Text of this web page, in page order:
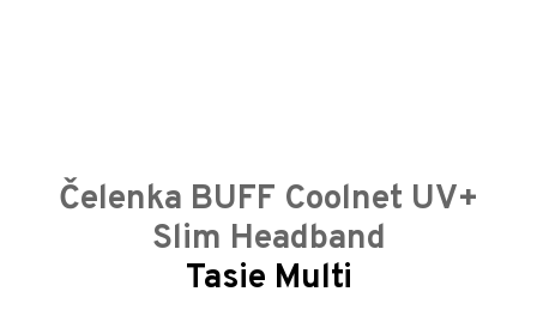
Čelenka BUFF Coolnet UV+
Slim Headband
Tasie Multi